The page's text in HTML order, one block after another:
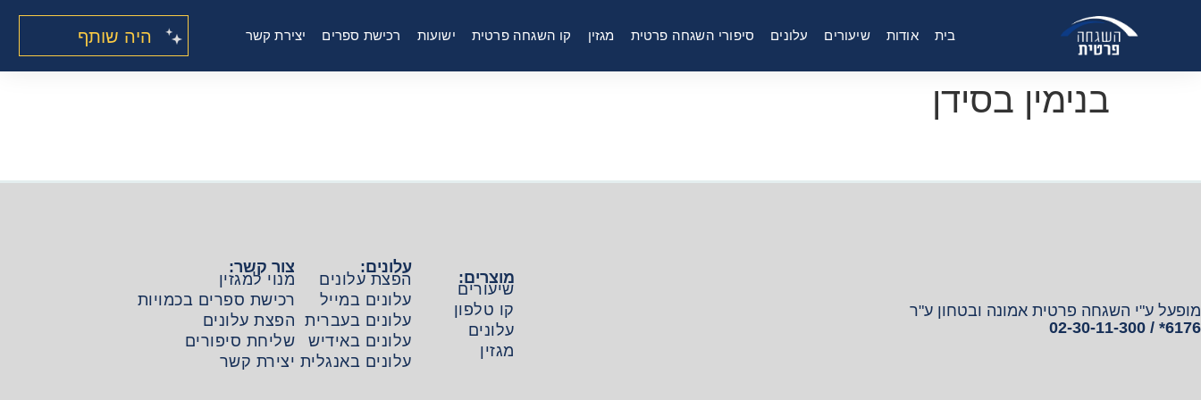
בית אודות שיעורים עלונים סיפורי השגחה פרטית מגזין קו השגחה פרטית ישועות רכישת ספרים יצירת קשר היה שותף
בנימין בסידן
מופעל ע"י השגחה פרטית אמונה ובטחון ע"ר
6176* / 02-30-11-300
מוצרים:
שיעורים
קו טלפון
עלונים
מגזין
עלונים:
הפצת עלונים
עלונים במייל
עלונים בעברית
עלונים באידיש
עלונים באנגלית
צור קשר:
מנוי למגזין
רכישת ספרים בכמויות
הפצת עלונים
שליחת סיפורים
יצירת קשר